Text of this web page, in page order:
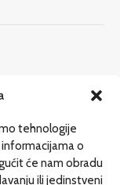
tehnologije
o
će nam obradu
ili jedinstveni